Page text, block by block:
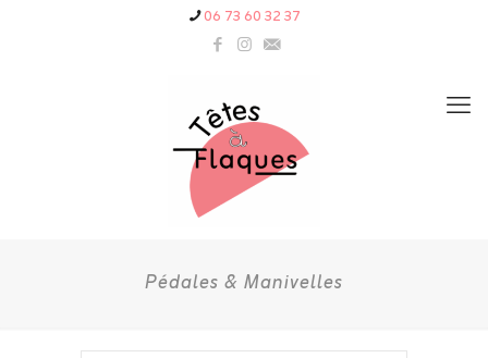
06 73 60 32 37
Pédales & Manivelles